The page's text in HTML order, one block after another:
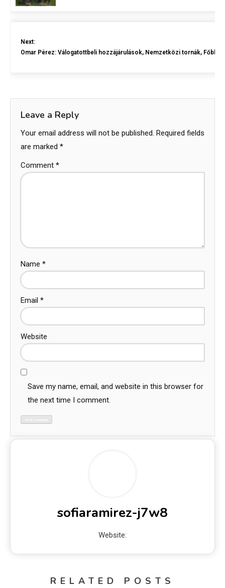
Next:
Omar Pérez: Válogatottbeli hozzájárulások, Nemzetközi tornák, Főbb
Leave a Reply
Your email address will not be published. Required fields
are marked *
Comment *
Name *
Email *
Website
Save my name, email, and website in this browser for
the next time I comment.
sofiaramirez-j7w8
Website:
RELATED POSTS